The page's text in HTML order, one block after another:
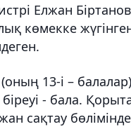
Елжан
көмекке
13-і –
- бала.
сақтау